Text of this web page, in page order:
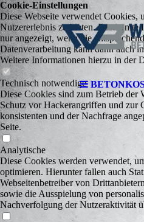
Cookie-Einstellungen
Diese Webseite verwendet Cookies,
Nutzererlebnis zu bieten.
nur angezeigt, wenn die
Datenverarbeitung kann dann auch
Weitere Informationen hierzu in der
Technisch notwendige
Diese Cookies sind zum Betrieb der
Schutz vor Hackerangriffen und zur
konsistenten und der Nachfrage
Seite.
Analytische
Diese Cookies werden verwendet,
optimieren. Hierunter fallen auch
Webseitenbetreiber von
sowie die Ausspielung von
Nachverfolgung der Nutzeraktivität